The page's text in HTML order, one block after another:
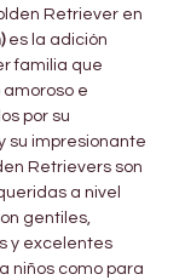
Retriever en
es la adición
familia que
e
por su
su impresionante
Retrievers son
a nivel
gentiles,
y excelentes
niños como para